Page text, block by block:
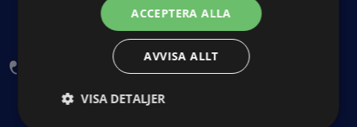
Therése Thard
Delägare, TimeApp Law
TimeApp Law hjälper juristbyråer att fokusera
på det viktiga – klienterna och juridiken –
ACCEPTERA ALLA
AVVISA ALLT
VISA DETALJER